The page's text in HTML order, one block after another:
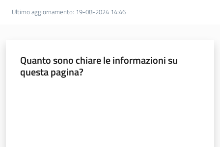
Argomenti
Novità
Ultimo aggiornamento: 19-08-2024 14:46
Quanto sono chiare le informazioni su
questa pagina?